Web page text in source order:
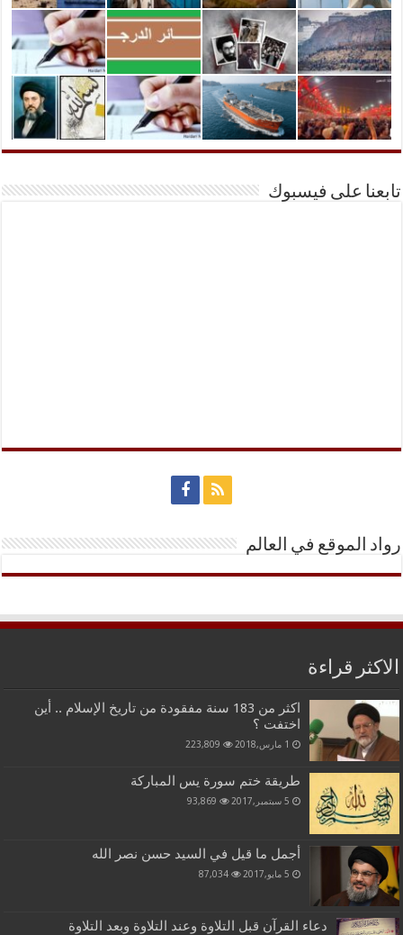
تابعنا على فيسبوك
رواد الموقع في العالم
الاكثر قراءة
اكثر من 183 سنة مفقودة من تاريخ الإسلام .. أين
اختفت ؟
1 مارس,2018 223,809
طريقة ختم سورة يس المباركة
5 سبتمبر,2017 93,869
أجمل ما قيل في السيد حسن نصر الله
5 مايو,2017 87,034
دعاء القرآن قبل التلاوة وعند التلاوة وبعد التلاوة